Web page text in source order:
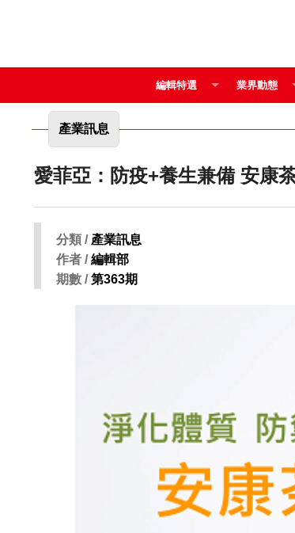
編輯特選 業界動態
產業訊息
愛菲亞：防疫+
分類 / 產業訊息
作者 /編輯部
期數 /第363期